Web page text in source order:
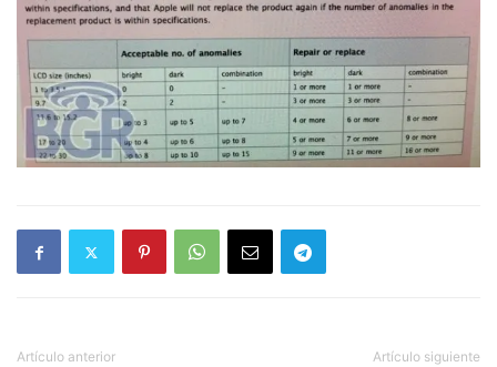
Artículo anterior Artículo siguiente